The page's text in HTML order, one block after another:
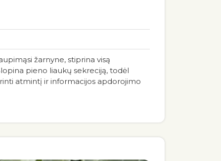
žarnyne, stiprina visą
pieno liaukų sekreciją, todėl
atmintį ir informacijos apdorojimo